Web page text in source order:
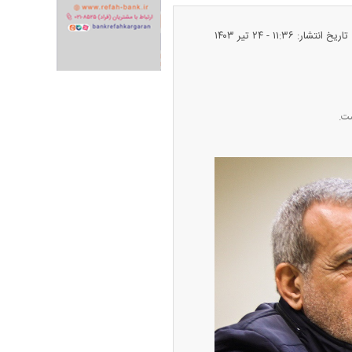
تاریخ انتشار: ۱۱:۳۶ - ۲۴ تير ۱۴۰۳
قیمت سکه و طلا + جدول
پیش‌بینی بورس امروز دوشنبه ۱۲ مرداد ماه